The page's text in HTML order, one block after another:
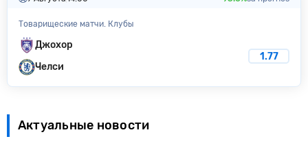
Товарищеские матчи. Клубы
Джохор
Челси
1.77
Актуальные новости